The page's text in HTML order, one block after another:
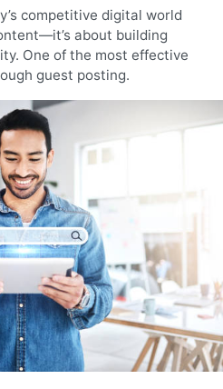
competitive digital world
about building
One of the most effective
guest posting.